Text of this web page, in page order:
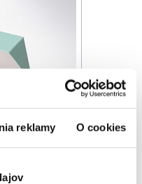
reklamy O cookies